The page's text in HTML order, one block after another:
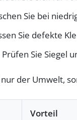
Sie bei
Sie defekte
Prüfen Sie Siegel
der Umwelt,
Vorteil